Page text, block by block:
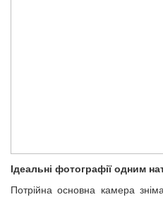
Ідеальні фотографії одним
Потрійна основна камера